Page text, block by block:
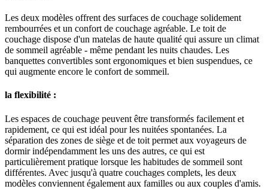
Les deux modèles offrent des surfaces de couchage solidement
rembourrées et un confort de couchage agréable. Le toit de
couchage dispose d'un matelas de haute qualité qui assure un climat
de sommeil agréable - même pendant les nuits chaudes. Les
banquettes convertibles sont ergonomiques et bien suspendues, ce
qui augmente encore le confort de sommeil.
la flexibilité :
Les espaces de couchage peuvent être transformés facilement et
rapidement, ce qui est idéal pour les nuitées spontanées. La
séparation des zones de siège et de toit permet aux voyageurs de
dormir indépendamment les uns des autres, ce qui est
particulièrement pratique lorsque les habitudes de sommeil sont
différentes. Avec jusqu'à quatre couchages complets, les deux
modèles conviennent également aux familles ou aux couples d'amis.